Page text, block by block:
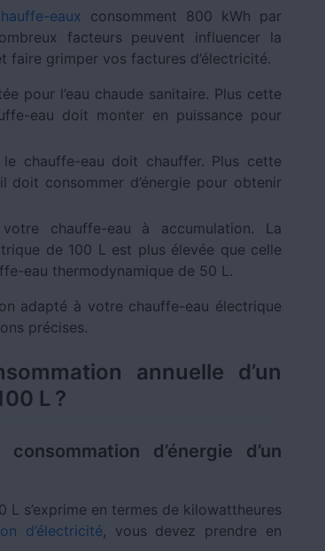
eaux consomment 800 kWh par
facteurs peuvent influencer la
faire grimper vos factures d’électricité.
pour l’eau chaude sanitaire. Plus cette
eau doit monter en puissance pour
chauffe-eau doit chauffer. Plus cette
doit consommer d’énergie pour obtenir
chauffe-eau à accumulation. La
de 100 L est plus élevée que celle
eau thermodynamique de 50 L.
adapté à votre chauffe-eau électrique
précises.
annuelle d’un
L ?
d’énergie d’un
L s’exprime en termes de kilowattheures
d’électricité, vous devez prendre en